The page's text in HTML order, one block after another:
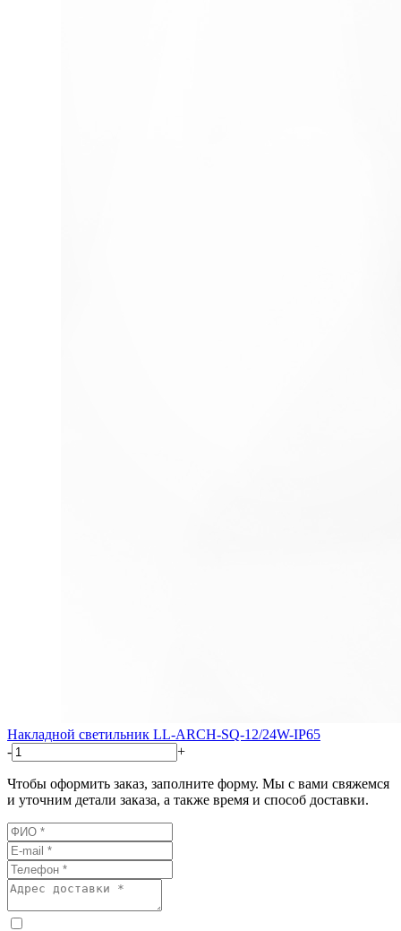
Накладной светильник LL-ARCH-SQ-12/24W-IP65
-
+
Чтобы оформить заказ, заполните форму. Мы с вами свяжемся
и уточним детали заказа, а также время и способ доставки.